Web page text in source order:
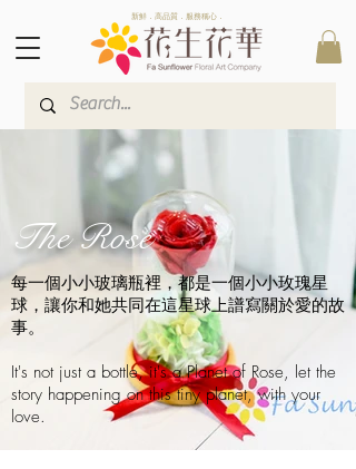
新鮮．高品質．服務稱心．
The Rose
每一個小小玻璃瓶裡，都是一個小小玫瑰星
球，讓你和她共同在這星球上譜寫關於愛的故
事。
It's not just a bottle, it's a Planet of Rose, let the
story happening on this tiny planet, with your
love.